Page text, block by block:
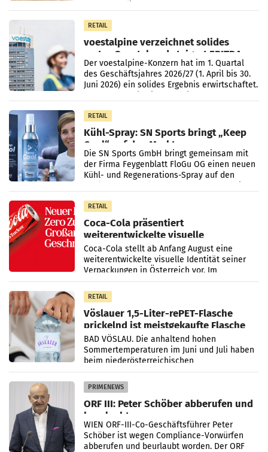
RETAIL
voestalpine verzeichnet solides
erstes Quartal und steigert EBITDA
Der voestalpine-Konzern hat im 1. Quartal
des Geschäftsjahres 2026/27 (1. April bis 30.
Juni 2026) ein solides Ergebnis erwirtschaftet.
RETAIL
Kühl-Spray: SN Sports bringt „Keep
Cool“ auf den Markt
Die SN Sports GmbH bringt gemeinsam mit
der Firma Feygenblatt FloGu OG einen neuen
Kühl- und Regenerations-Spray auf den
RETAIL
Coca-Cola präsentiert
weiterentwickelte visuelle
Markenidentität
Coca-Cola stellt ab Anfang August eine
weiterentwickelte visuelle Identität seiner
Verpackungen in Österreich vor. Im
Mittelpunkt des Redesigns stehen zentrale
Gestaltungselemente
RETAIL
Vöslauer 1,5-Liter-rePET-Flasche
prickelnd ist meistgekaufte Flasche
Österreichs
BAD VÖSLAU. Die anhaltend hohen
Sommertemperaturen im Juni und Juli haben
beim niederösterreichischen
Getränkehersteller Vöslauer zu deutlichen
Absatzzuwächsen geführt. Während
PRIMENEWS
ORF III: Peter Schöber abberufen und
beurlaubt
WIEN ORF-III-Co-Geschäftsführer Peter
Schöber ist wegen Compliance-Vorwürfen
abberufen und beurlaubt worden. Der ORF